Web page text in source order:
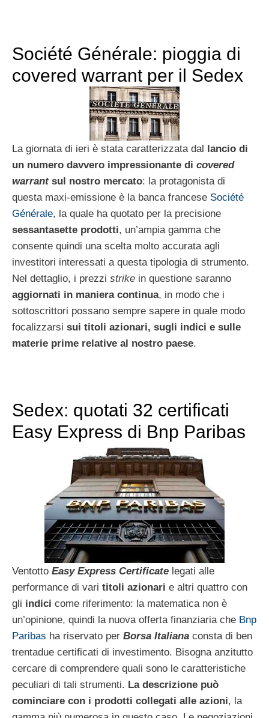
Société Générale: pioggia di
covered warrant per il Sedex
La giornata di ieri è stata caratterizzata dal lancio di
un numero davvero impressionante di covered
warrantsul nostro mercato: la protagonista di
questa maxi-emissione è la banca francese Société
Générale, la quale ha quotato per la precisione
sessantasette prodotti, un’ampia gamma che
consente quindi una scelta molto accurata agli
investitori interessati a questa tipologia di strumento.
Nel dettaglio, i prezzi strike in questione saranno
aggiornati in maniera continua, in modo che i
sottoscrittori possano sempre sapere in quale modo
focalizzarsi sui titoli azionari, sugli indici e sulle
materie prime relative al nostro paese.
Sedex: quotati 32 certificati
Easy Express di Bnp Paribas
Ventotto Easy Express Certificate legati alle
performance di vari titoli azionari e altri quattro con
gli indici come riferimento: la matematica non è
un’opinione, quindi la nuova offerta finanziaria che Bnp
Paribas ha riservato per Borsa Italiana consta di ben
trentadue certificati di investimento. Bisogna anzitutto
cercare di comprendere quali sono le caratteristiche
peculiari di tali strumenti. La descrizione può
cominciare con i prodotti collegati alle azioni, la